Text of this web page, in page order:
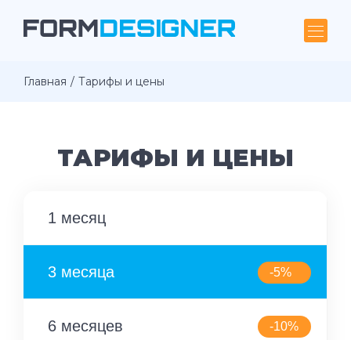
Главная Тарифы и цены
ТАРИФЫ И ЦЕНЫ
1 месяц
3 месяца -5%
6 месяцев -10%